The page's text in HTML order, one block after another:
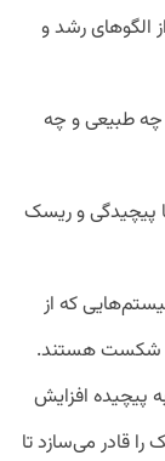
الگوهای رشد و
چه طبیعی و چه
پیچیدگی و ریسک
که از
شکست هستند.
پیچیده افزایش
قادر می‌سازد تا